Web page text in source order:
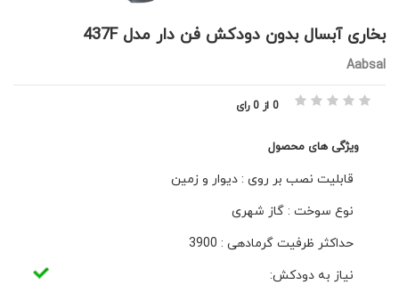
بخاری آبسال بدون دودکش فن دار مدل 437F
Aabsal
0 از 0 رای
ویژگی های محصول
قابلیت نصب بر روی : دیوار و زمین
نوع سوخت : گاز شهری
حداکثر ظرفیت گرمادهی : 3900
نیاز به دودکش: